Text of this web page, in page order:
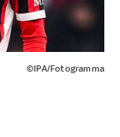
©IPA/Fotogramma